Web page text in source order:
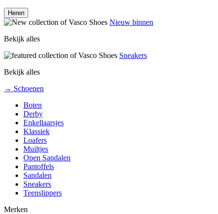
Heren
Nieuw binnen
Bekijk alles
Sneakers
Bekijk alles
→ Schoenen
Boten
Derby
Enkellaarsjes
Klassiek
Loafers
Muiltjes
Open Sandalen
Pantoffels
Sandalen
Sneakers
Teenslippers
Merken